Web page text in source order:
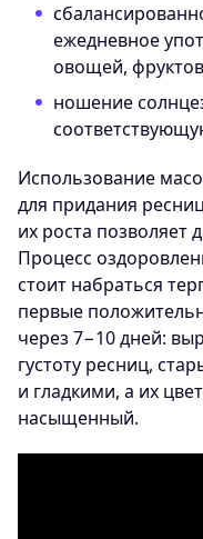
ежедневное
овощей,
ношение
Использование
для придания
их роста позволяет
Процесс
стоит набраться
первые
через 7−10 дней:
густоту ресниц,
и гладкими, а их
насыщенный.